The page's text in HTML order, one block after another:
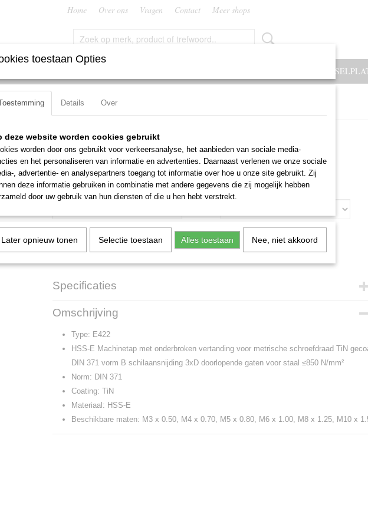
Home Over ons Vragen Contact Meer shops
Dormer E422
Machinetap Dormer E422
€ 35,04
Maat Aantal
Specificaties
Productcode
Omschrijving
Type: E422
HSS-E Machinetap met onderbroken vertanding voor metrische schroefdraad TiN
DIN 371 vorm B schilaansnijding 3xD doorlopende gaten voor staal ≤850 N/mm²
Norm: DIN 371
Coating: TiN
Materiaal: HSS-E
Beschikbare maten: M3 x 0.50, M4 x 0.70, M5 x 0.80, M6 x 1.00, M8 x 1.25, M10 x
toestaan Opties
Details Over
deze website worden cookies gebruikt
worden door ons gebruikt voor verkeersanalyse, het aanbieden van sociale media-
en het personaliseren van informatie en advertenties. Daarnaast verlenen we onze sociale
, advertentie- en analysepartners toegang tot informatie over hoe u onze site gebruikt. Zij
deze informatie gebruiken in combinatie met andere gegevens die zij mogelijk hebben
door uw gebruik van hun diensten of die u hen hebt verstrekt.
Later opnieuw tonen Selectie toestaan Alles toestaan Nee, niet akkoord